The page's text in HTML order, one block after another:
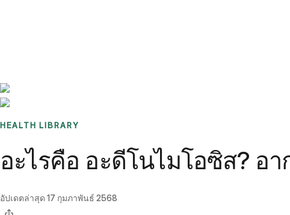
HEALTH LIBRARY
อะไรคือ อะดีโนไมโอซิส? อ
อัปเดตล่าสุด 17 กุมภาพันธ์ 2568